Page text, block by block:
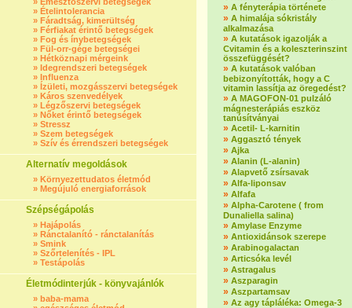
» Ételintolerancia
» Fáradtság, kimerültség
» Férfiakat érintő betegségek
» Fog és ínybetegségek
» Fül-orr-gége betegségei
» Hétköznapi mérgeink
» Idegrendszeri betegségek
» Influenza
» Ízületi, mozgásszervi betegségek
» Káros szenvedélyek
» Légzőszervi betegségek
» Nőket érintő betegségek
» Stressz
» Szem betegségek
» Szív és érrendszeri betegségek
Alternatív megoldások
» Környezettudatos életmód
» Megújuló energiaforrások
Szépségápolás
» Hajápolás
» Ránctalanító - ránctalanítás
» Smink
» Szőrtelenítés - IPL
» Testápolás
Életmódinterjúk - könyvajánlók
» baba-mama
» A fényterápia története
» A himalája sókristály
alkalmazása
» A kutatások igazolják a
Cvitamin és a koleszterinszint
összefüggését?
» A kutatások valóban
bebizonyították, hogy a C
vitamin lassítja az öregedést?
» A MAGOFON-01 pulzáló
mágnesterápiás eszköz
tanúsítványai
» Acetil- L-karnitin
» Aggasztó tények
» Ajka
» Alanin (L-alanin)
» Alapvető zsírsavak
» Alfa-liponsav
» Alfafa
» Alpha-Carotene ( from
Dunaliella salina)
» Amylase Enzyme
» Antioxidánsok szerepe
» Arabinogalactan
» Articsóka levél
» Astragalus
» Aszparagin
» Aszpartamsav
» Az agy tápláléka: Omega-3